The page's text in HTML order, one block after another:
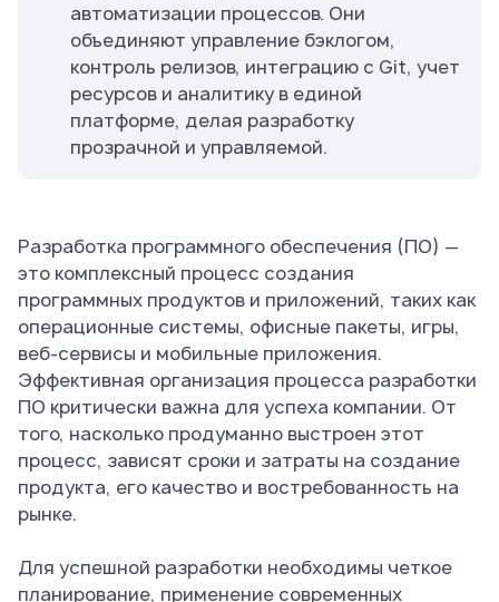
автоматизации процессов. Они
объединяют управление бэклогом,
контроль релизов, интеграцию с Git, учет
ресурсов и аналитику в единой
платформе, делая разработку
прозрачной и управляемой.
Разработка программного обеспечения (ПО) —
это комплексный процесс создания
программных продуктов и приложений, таких как
операционные системы, офисные пакеты, игры,
веб-сервисы и мобильные приложения.
Эффективная организация процесса разработки
ПО критически важна для успеха компании. От
того, насколько продуманно выстроен этот
процесс, зависят сроки и затраты на создание
продукта, его качество и востребованность на
рынке.
Для успешной разработки необходимы четкое
планирование, применение современных